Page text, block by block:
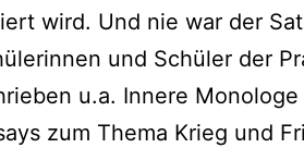
wird. Und nie war der
und Schü­ler der
u.a. Inne­re
zum The­ma Krieg und